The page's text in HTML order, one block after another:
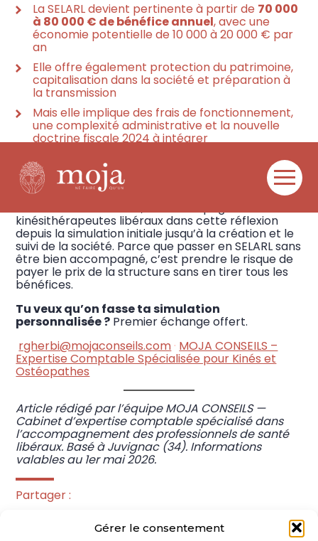
Gérer le consentement
Aller
au
La SELARL devient pertinente à partir de 70 000
à 80 000 € de bénéfice annuel, avec une
économie potentielle de 10 000 à 20 000 € par
an
Elle offre également protection du patrimoine,
capitalisation dans la société et préparation à
la transmission
Mais elle implique des frais de fonctionnement,
une complexité administrative et la nouvelle
doctrine fiscale 2024 à intégrer
La décision se prend sur la base
d’unesimulation chiffrée avec vos vrais
chiffres— pas sur des généralités
kinésithérapeutes libéraux dans cette réflexion
depuis la simulation initiale jusqu’à la création et le
suivi de la société. Parce que passer en SELARL sans
être bien accompagné, c’est prendre le risque de
payer le prix de la structure sans en tirer tous les
bénéfices.
Tu veux qu’on fasse ta simulation
personnalisée ? Premier échange offert.
rgherbi@mojaconseils.com · MOJA CONSEILS –
Expertise Comptable Spécialisée pour Kinés et
Ostéopathes
Article rédigé par l’équipe MOJA CONSEILS —
Cabinet d’expertise comptable spécialisé dans
l’accompagnement des professionnels de santé
libéraux. Basé à Juvignac (34). Informations
valables au 1er mai 2026.
Partager :